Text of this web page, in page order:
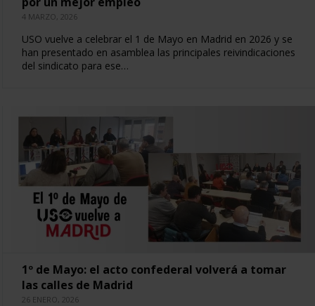
4 MARZO, 2026
USO vuelve a celebrar el 1 de Mayo en Madrid en 2026 y se
han presentado en asamblea las principales reivindicaciones
del sindicato para ese…
1º de Mayo: el acto confederal volverá a tomar
las calles de Madrid
26 ENERO, 2026